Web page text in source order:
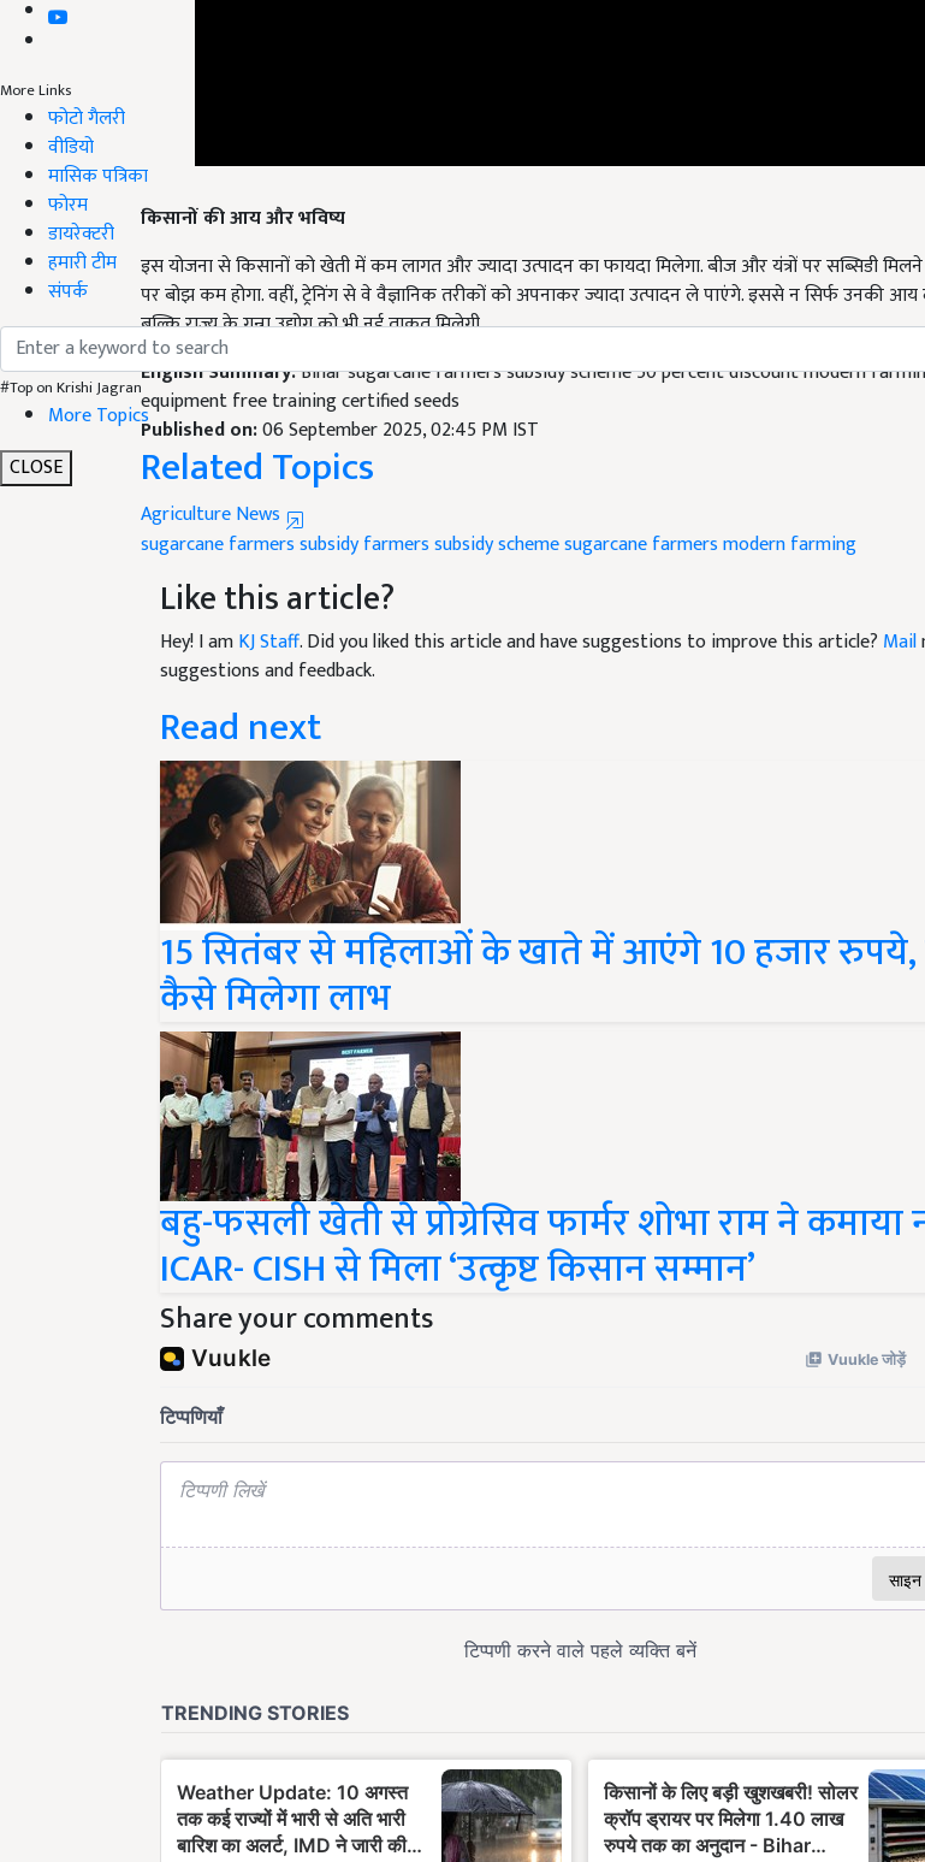
More Links
फोटो गैलरी
वीडियो
मासिक पत्रिका
फोरम
डायरेक्टरी
हमारी टीम
संपर्क
#Top on Krishi Jagran
More Topics
CLOSE
किसानों की आय और भविष्य
पर बोझ कम होगा. वहीं, ट्रेनिंग से वे वैज्ञानिक तरीकों को अपनाकर ज्यादा उत्पादन ले पाएंगे. इससे न सिर्फ उनकी आय
बल्कि राज्य के गन्ना उद्योग को भी नई ताकत मिलेगी.
English Summary:
equipment free training certified seeds
Published on:06 September 2025, 02:45 PM IST
Related Topics
Agriculture News
sugarcane farmers subsidy
Like this article?
Hey! I amKJ Staff. Did you liked this article and have suggestions to improve this article?
suggestions and feedback.
Read next
15 सितंबर से महिलाओं के खाते में आएंगे 10 हजार
कैसे मिलेगा लाभ
बहु-फसली खेती से प्रोग्रेसिव फार्मर शोभा राम ने कमाया
ICAR- CISH से मिला ‘उत्कृष्ट किसान सम्मान’
Share your comments